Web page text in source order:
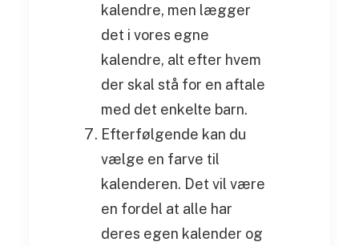
kalendre, men lægger
det i vores egne
kalendre, alt efter hvem
der skal stå for en aftale
med det enkelte barn.
Efterfølgende kan du
vælge en farve til
kalenderen. Det vil være
en fordel at alle har
deres egen kalender og